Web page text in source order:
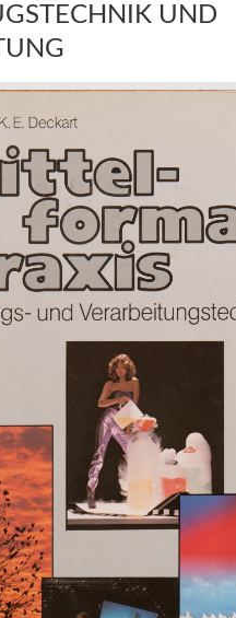
UND